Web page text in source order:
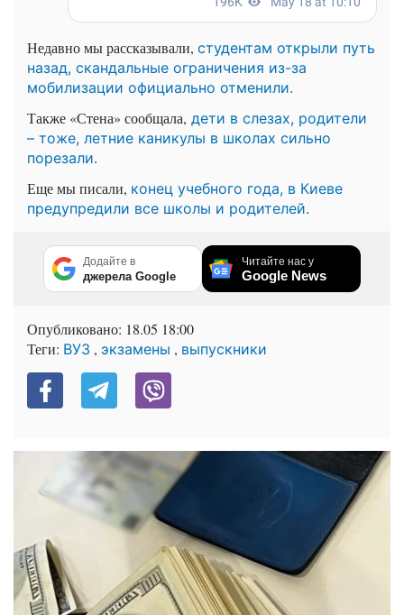
Недавно мы рассказывали, студентам открыли путь
назад, скандальные ограничения из-за
мобилизации официально отменили.
Также «Стена» сообщала, дети в слезах, родители
– тоже, летние каникулы в школах сильно
порезали.
Еще мы писали, конец учебного года, в Киеве
предупредили все школы и родителей.
Додайте в
джерела Google
Читайте нас у
Google News
Опубликовано: 18.05 18:00
Теги: ВУЗ , экзамены , выпускники